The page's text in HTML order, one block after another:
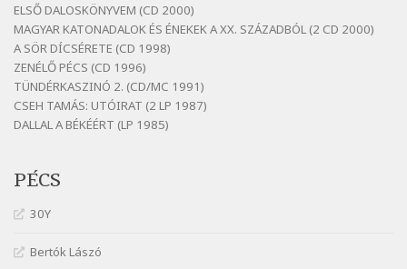
Detlev von Liliencron: Bölcsődal
Szélkiáltó
Fenyvesi Béla: Lesz-e még menedék?
Szélkiáltó
Fenyvesi Béla: Szélkiáltó kánon
Szélkiáltó
Szélkiáltó
Galambosi László: Kalapos
Győri László: Jönnek a törökök
ELSŐ DALOSKÖNYVEM (CD 2000)
MAGYAR KATONADALOK ÉS ÉNEKEK A XX. SZÁZADBÓL (2 CD 2000)
A SÖR DÍCSÉRETE (CD 1998)
ZENÉLŐ PÉCS (CD 1996)
TÜNDÉRKASZINÓ 2. (CD/MC 1991)
CSEH TAMÁS: UTÓIRAT (2 LP 1987)
DALLAL A BÉKÉÉRT (LP 1985)
PÉCS
30Y
Bertók Lászó